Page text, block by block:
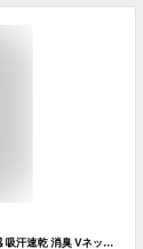
[ミズノ] インナーシャツ アイスタッチ 接触冷感 吸汗速乾 消臭 Vネック ノースリーブシャツ 肌着 アンダーウェア C2JAA104 メンズ グレージュ(23年モデル) LL